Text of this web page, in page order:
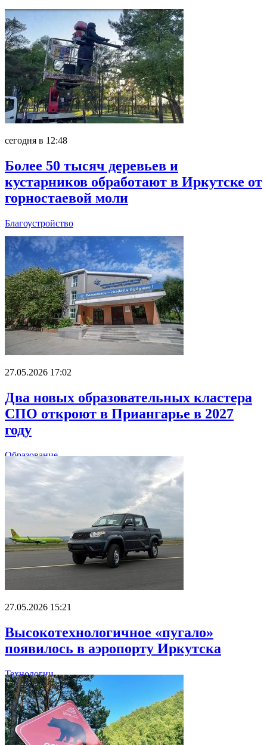
сегодня в 12:48
Более 50 тысяч деревьев и
кустарников обработают в Иркутске от
горностаевой моли
Благоустройство
27.05.2026 17:02
Два новых образовательных кластера
СПО откроют в Приангарье в 2027
году
Образование
27.05.2026 15:21
Высокотехнологичное «пугало»
появилось в аэропорту Иркутска
Технологии